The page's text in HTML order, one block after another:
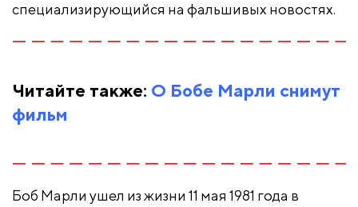
специализирующийся на фальшивых новостях.
Читайте также: О Бобе Марли снимут
фильм
Боб Марли ушел из жизни 11 мая 1981 года в